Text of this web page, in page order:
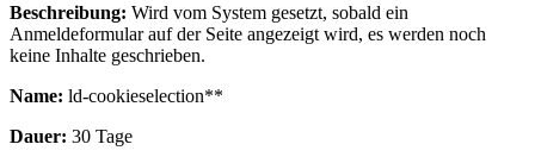
Beschreibung: Wird vom System gesetzt, sobald ein
Anmeldeformular auf der Seite angezeigt wird, es werden noch
keine Inhalte geschrieben.
Name: ld-cookieselection**
Dauer: 30 Tage